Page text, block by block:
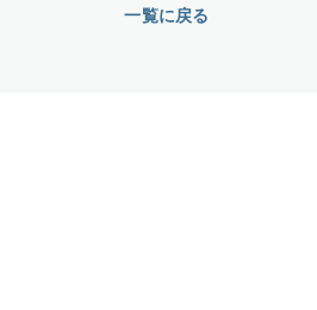
一覧に戻る